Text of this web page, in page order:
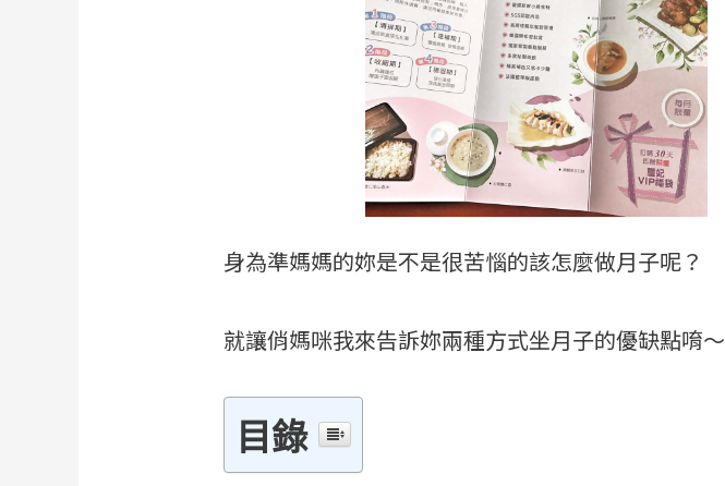
身為準媽媽的妳是不是很苦惱的該怎麼做月子呢？
就讓俏媽咪我來告訴妳兩種方式坐月子的優缺點唷～
目錄